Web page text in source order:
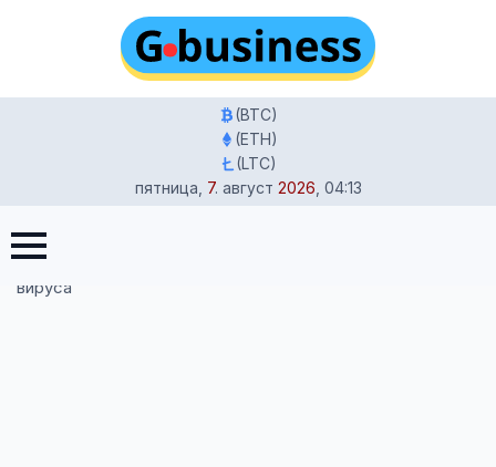
(BTC)
(ETH)
(LTC)
пятница 7. август 2026 04:13
Главная
Саксонии и Тюрингии зафиксированы первые смерти от
вируса